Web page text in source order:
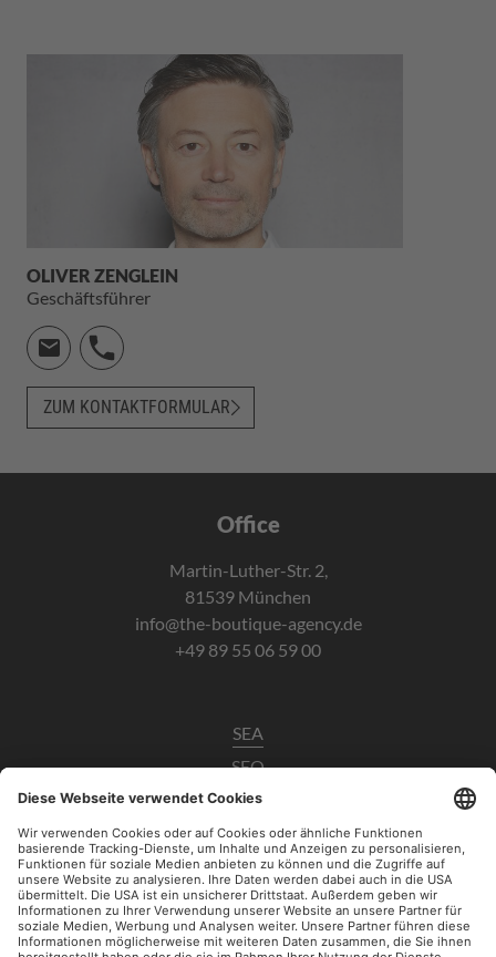
OLIVER ZENGLEIN
Geschäftsführer
ZUM KONTAKTFORMULAR
Office
Martin-Luther-Str. 2,
81539 München
info@the-boutique-agency.de
+49 89 55 06 59 00
SEA
SEO
Data Analytics
UX / CRO
Paid Social